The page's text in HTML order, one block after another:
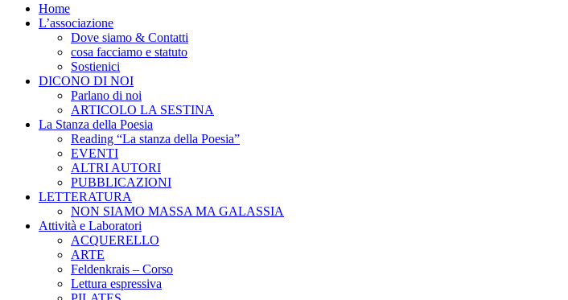
Home
L’associazione
Dove siamo & Contatti
cosa facciamo e statuto
Sostienici
DICONO DI NOI
Parlano di noi
ARTICOLO LA SESTINA
La Stanza della Poesia
Reading “La stanza della Poesia”
EVENTI
ALTRI AUTORI
PUBBLICAZIONI
LETTERATURA
NON SIAMO MASSA MA GALASSIA
Attività e Laboratori
ACQUERELLO
ARTE
Feldenkrais – Corso
Lettura espressiva